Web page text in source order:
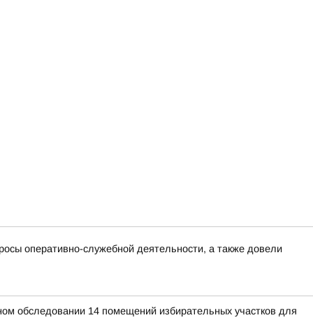
оперативно-служебной деятельности, а также довели
обследовании 14 помещений избирательных участков для